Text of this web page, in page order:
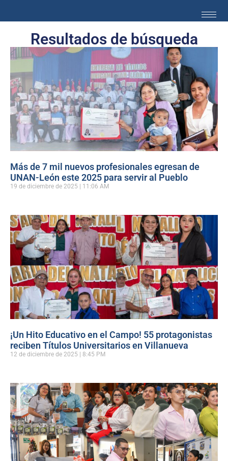
Resultados de búsqueda
Más de 7 mil nuevos profesionales egresan de
UNAN-León este 2025 para servir al Pueblo
19 de diciembre de 2025 11:06 AM
¡Un Hito Educativo en el Campo! 55 protagonistas
reciben Títulos Universitarios en Villanueva
12 de diciembre de 2025 8:45 PM